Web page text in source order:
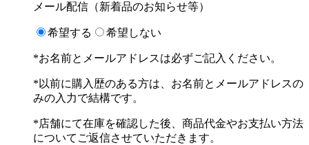
メール配信（新着品のお知らせ等）
希望する 希望しない
*お名前とメールアドレスは必ずご記入ください。
*以前に購入歴のある方は、お名前とメールアドレスの
みの入力で結構です。
*店舗にて在庫を確認した後、商品代金やお支払い方法
についてご返信させていただきます。